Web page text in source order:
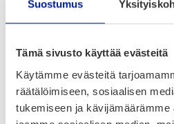
Suostumus
Tämä sivusto käyttää evästeitä
Käytämme evästeitä
räätälöimiseen, sosiaalisen
tukemiseen ja
Energy Efficiency Energy
Energy Services Energy
Environmental Monitoring